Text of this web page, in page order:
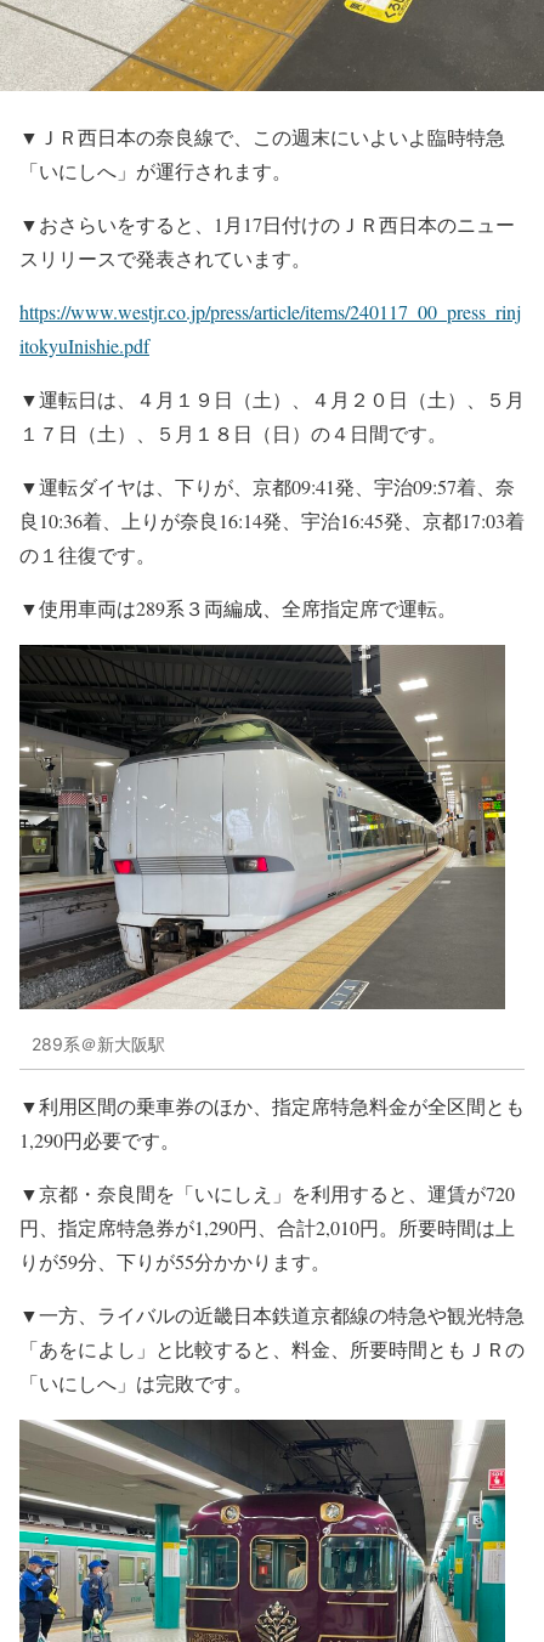
▼ＪＲ西日本の奈良線で、この週末にいよいよ臨時特急
「いにしへ」が運行されます。
▼おさらいをすると、1月17日付けのＪＲ西日本のニュー
スリリースで発表されています。
https://www.westjr.co.jp/press/article/items/240117_00_press_rinj
itokyuInishie.pdf
▼運転日は、４月１９日（土）、４月２０日（土）、５月
１７日（土）、５月１８日（日）の４日間です。
▼運転ダイヤは、下りが、京都09:41発、宇治09:57着、奈
良10:36着、上りが奈良16:14発、宇治16:45発、京都17:03着
の１往復です。
▼使用車両は289系３両編成、全席指定席で運転。
289系＠新大阪駅
▼利用区間の乗車券のほか、指定席特急料金が全区間とも
1,290円必要です。
▼京都・奈良間を「いにしえ」を利用すると、運賃が720
円、指定席特急券が1,290円、合計2,010円。所要時間は上
りが59分、下りが55分かかります。
▼一方、ライバルの近畿日本鉄道京都線の特急や観光特急
「あをによし」と比較すると、料金、所要時間ともＪＲの
「いにしへ」は完敗です。